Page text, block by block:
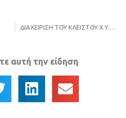
ΔΙΑΧΕΙΡΙΣΗ ΤΟΥ ΚΛΕΙΣΤΟΥ Χ.Υ.Τ.Α. ΚΑΤΕΡΙΝΗΣ ΓΙΑ ΤΡΙΑ (3) ΕΤΗ + ΔΙΚΑΙΩΜΑ ΠΡΟΑΙΡΕΣΗΣ ΤΡΙΩΝ (3) ΕΤΩΝ
αυτή την είδηση